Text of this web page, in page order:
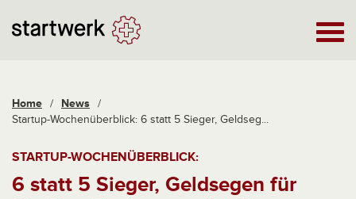
Home / News /
Startup-Wochenüberblick: 6 statt 5 Sieger, Geldseg...
STARTUP-WOCHENÜBERBLICK:
6 statt 5 Sieger, Geldsegen für